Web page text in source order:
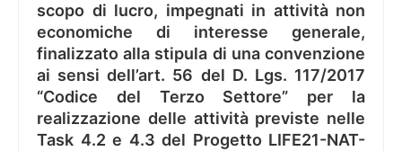
scopo di lucro, impegnati in attività non
economiche di interesse generale,
finalizzato alla stipula di una convenzione
ai sensi dell’art. 56 del D. Lgs. 117/2017
“Codice del Terzo Settore” per la
realizzazione delle attività previste nelle
Task 4.2 e 4.3 del Progetto LIFE21-NAT-